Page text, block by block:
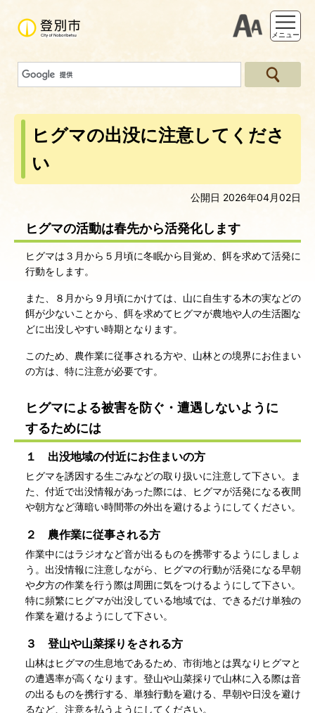
支援ツー
メニュー
ヒグマの出没に注意してくださ
い
公開日 2026年04月02日
ヒグマの活動は春先から活発化します
ヒグマは３月から５月頃に冬眠から目覚め、餌を求めて活発に
行動をします。
また、８月から９月頃にかけては、山に自生する木の実などの
餌が少ないことから、餌を求めてヒグマが農地や人の生活圏な
どに出没しやすい時期となります。
このため、農作業に従事される方や、山林との境界にお住まい
の方は、特に注意が必要です。
ヒグマによる被害を防ぐ・遭遇しないように
するためには
１ 出没地域の付近にお住まいの方
ヒグマを誘因する生ごみなどの取り扱いに注意して下さい。ま
た、付近で出没情報があった際には、ヒグマが活発になる夜間
や朝方など薄暗い時間帯の外出を避けるようにしてください。
２ 農作業に従事される方
作業中にはラジオなど音が出るものを携帯するようにしましょ
う。出没情報に注意しながら、ヒグマの行動が活発になる早朝
や夕方の作業を行う際は周囲に気をつけるようにして下さい。
特に頻繁にヒグマが出没している地域では、できるだけ単独の
作業を避けるようにして下さい。
３ 登山や山菜採りをされる方
山林はヒグマの生息地であるため、市街地とは異なりヒグマと
の遭遇率が高くなります。登山や山菜採りで山林に入る際は音
の出るものを携行する、単独行動を避ける、早朝や日没を避け
るなど、注意を払うようにしてください。